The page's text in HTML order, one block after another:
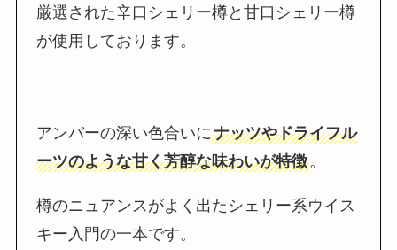
厳選された辛口シェリー樽と甘口シェリー樽
が使用しております。
アンバーの深い色合いにナッツやドライフル
ーツのような甘く芳醇な味わいが特徴。
樽のニュアンスがよく出たシェリー系ウイス
キー入門の一本です。